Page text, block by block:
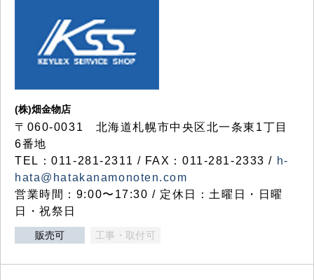
(株)畑金物店
〒060-0031 北海道札幌市中央区北一条東1丁目
6番地
TEL：011-281-2311 / FAX：011-281-2333 / h-
hata@hatakanamonoten.com
営業時間：9:00〜17:30 / 定休日：土曜日・日曜
日・祝祭日
販売可 工事・取付可